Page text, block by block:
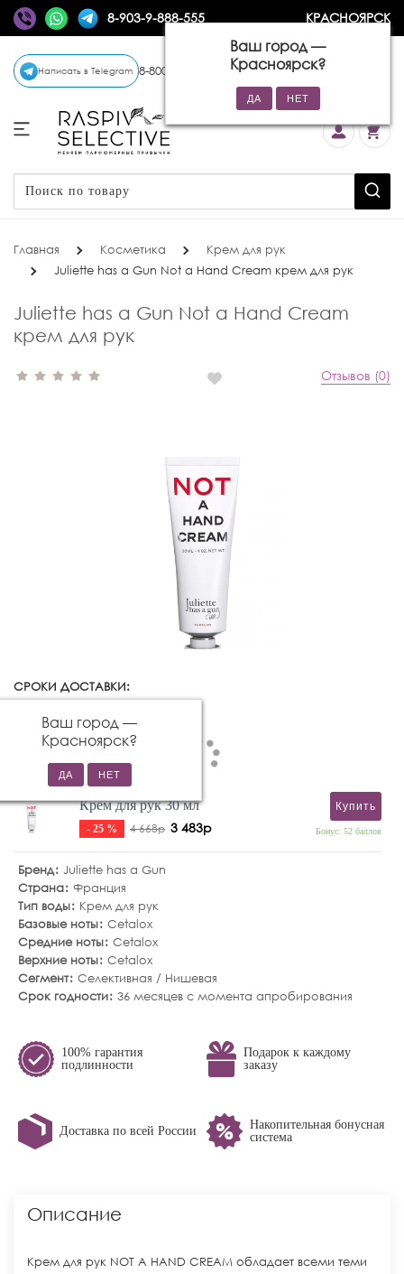
8-903-9-888-555 КРАСНОЯРСК
Ваш город —
Красноярск?
Написать в Telegram 8-800-770-72-34 (бесплатно)
Главная Косметика
Крем для рук
Juliette has a Gun Not a Hand Cream крем для рук
Juliette has a Gun Not a Hand Cream
крем для рук
Отзывов (0)
СРОКИ ДОСТАВКИ:
Ваш город —
Красноярск?
Крем для рук 30 мл
- 25 % 4 668р 3 483р
Купить
Бонус: 52 баллов
Бренд Juliette has a Gun
Страна Франция
Тип воды
Крем для рук
Базовые ноты Cetalox
Средние ноты Cetalox
Верхние ноты Cetalox
Сегмент Селективная / Нишевая
Срок годности 36 месяцев с момента апробирования
100% гарантия
подлинности
Подарок к каждому
заказу
Доставка по всей России
Накопительная бонусная
система
Описание
Крем для рук NOT A HAND CREAM обладает всеми теми